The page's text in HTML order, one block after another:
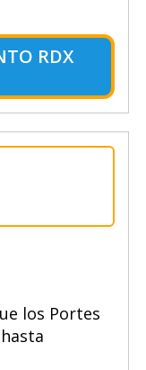
RDX
los Portes